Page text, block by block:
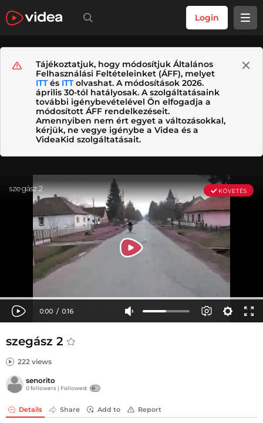
Login
Tájékoztatjuk, hogy módosítjuk Általános
Felhasználási Feltételeinket (ÁFF), melyet
ITTés ITTolvashat. A módosítások 2026.
április 30-tól hatályosak. A szolgáltatásaink
további igénybevételével Ön elfogadja a
módosított ÁFF rendelkezéseit.
Amennyiben nem ért egyet a változásokkal,
kérjük, ne vegye igénybe a Videa és a
VideaKid szolgáltatásait.
szegász 2
222 views
senorito
0 followers | Followed:
Details Share Add to Report